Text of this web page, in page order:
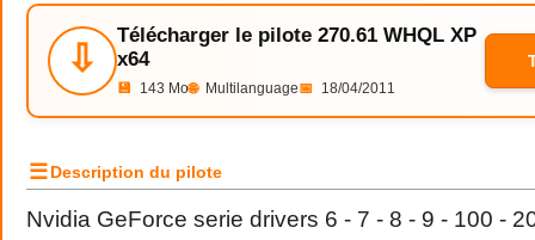
⇩
Télécharger le pilote 270.61 WHQL XP
x64
💾 143 Mo🌐 Multilanguage📅 18/04/2011
☰Description du pilote
Nvidia GeForce serie drivers 6 - 7 - 8 - 9 - 100 -